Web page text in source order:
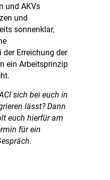
und AKVs
und
sonnenklar,
Erreichung der
ein Arbeitsprinzip
sich bei euch in
lässt? Dann
euch hierfür am
für ein